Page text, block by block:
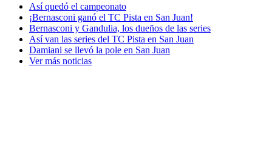
Así quedó el campeonato
¡Bernasconi ganó el TC Pista en San Juan!
Bernasconi y Gandulia, los dueños de las series
Así van las series del TC Pista en San Juan
Damiani se llevó la pole en San Juan
Ver más noticias